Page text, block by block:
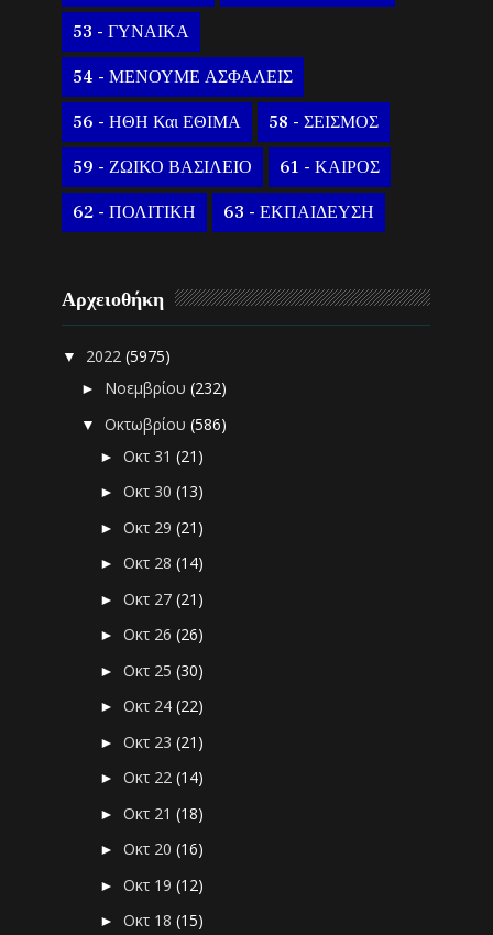
53 - ΓΥΝΑΙΚΑ
54 - ΜΕΝΟΥΜΕ ΑΣΦΑΛΕΙΣ
56 - ΗΘΗ Και ΕΘΙΜΑ 58 - ΣΕΙΣΜΟΣ
59 - ΖΩΙΚΟ ΒΑΣΙΛΕΙΟ 61 - ΚΑΙΡΟΣ
62 - ΠΟΛΙΤΙΚΗ 63 - ΕΚΠΑΙΔΕΥΣΗ
Αρχειοθήκη
▼ 2022(5975)
► Νοεμβρίου(232)
▼Οκτωβρίου(586)
►Οκτ 31(21)
►Οκτ 30(13)
►Οκτ 29(21)
►Οκτ 28(14)
►Οκτ 27(21)
►Οκτ 26(26)
►Οκτ 25(30)
►Οκτ 24(22)
►Οκτ 23(21)
►Οκτ 22(14)
►Οκτ 21(18)
►Οκτ 20(16)
►Οκτ 19(12)
►Οκτ 18(15)